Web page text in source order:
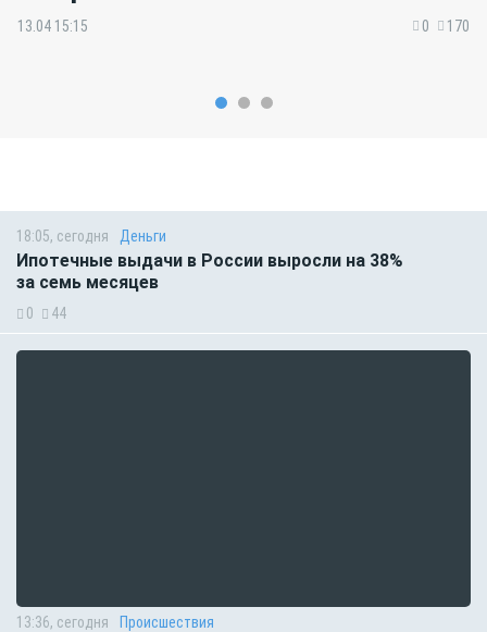
13.04 15:15 0 170
18:05, сегодня Деньги
Ипотечные выдачи в России выросли на 38%
за семь месяцев
0 44
13:36, сегодня Происшествия